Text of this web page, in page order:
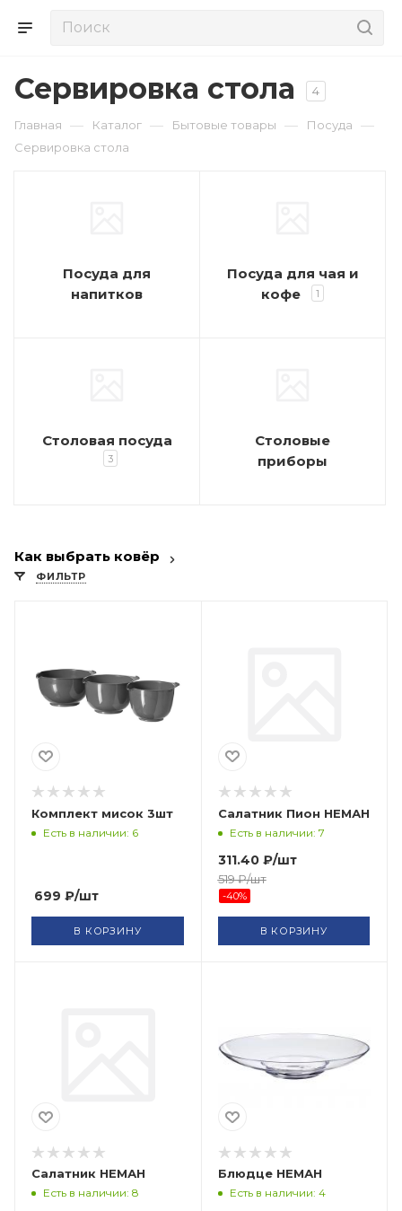
Сервировка стола 4
Главная — Каталог — Бытовые товары — Посуда —
Сервировка стола
Посуда для
напитков
Посуда для чая и
кофе
1
Столовая посуда
3
Столовые
приборы
Как выбрать ковёр
ФИЛЬТР
Комплект мисок 3шт
Есть в наличии: 6
699 ₽/шт
В КОРЗИНУ
Салатник Пион НЕМАН
Есть в наличии: 7
311.40₽/шт
519₽/шт
-40%
В КОРЗИНУ
Салатник НЕМАН
Есть в наличии: 8
Блюдце НЕМАН
Есть в наличии: 4